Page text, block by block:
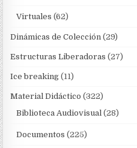
Virtuales (62)
Dinámicas de Colección (29)
Estructuras Liberadoras (27)
Ice breaking (11)
Material Didáctico (322)
Biblioteca Audiovisual (28)
Documentos (225)